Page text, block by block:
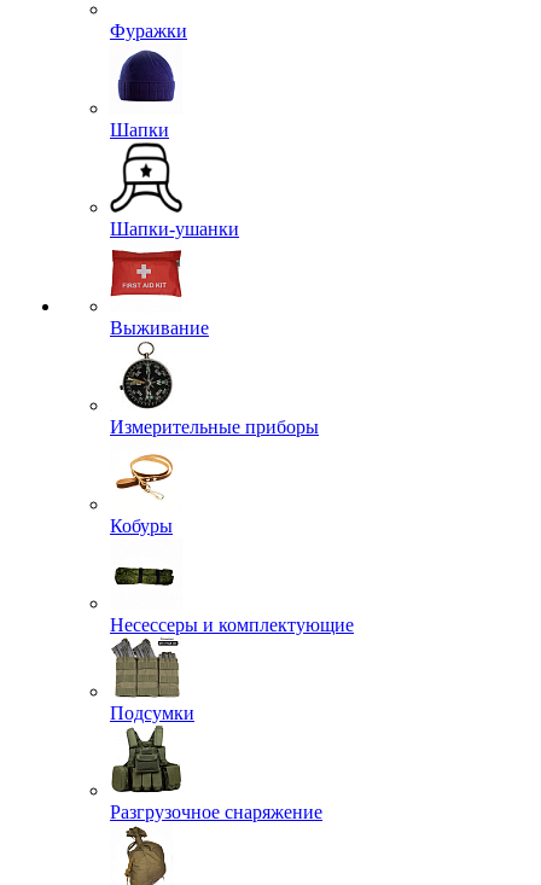
Фуражки
Шапки
Шапки-ушанки
Выживание
Измерительные приборы
Кобуры
Несессеры и комплектующие
Подсумки
Разгрузочное снаряжение